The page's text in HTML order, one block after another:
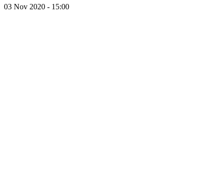
03 Nov 2020 - 15:00